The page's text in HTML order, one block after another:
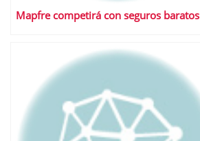
Mapfre competirá con seguros baratos